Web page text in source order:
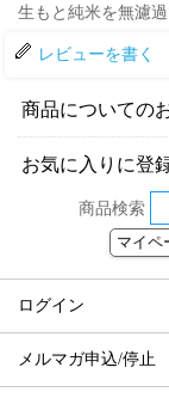
生もと純米を無濾過
レビューを書く
商品についての
お気に入りに登
商品検索
マイペ
ログイン
メルマガ申込/停止